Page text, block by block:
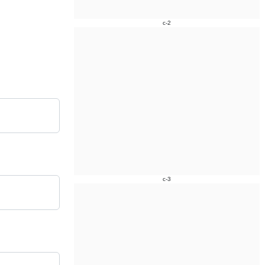
c-2
c-3